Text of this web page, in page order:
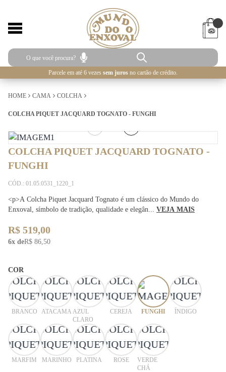
Parcele em até 6 vezes sem juros no cartão de crédito.
HOME CAMA COLCHA
COLCHA PIQUET JACQUARD TOGNATO - FUNGHI
COLCHA PIQUET JACQUARD TOGNATO -
FUNGHI
CÓD.: 01.05.0531_1220_1
<p>A Colcha Piquet Jacquard Tognato é um clássico do Mundo do
Enxoval, símbolo de tradição, qualidade e elegân... VEJA MAIS
R$ 519,00
6x deR$ 86,50
COR
BRANCO ATACAMA AZUL
CLARO
CEREJA FUNGHI ÍNDIGO
MARFIM MARINHO PLATINA ROSE
VERDE
CHÁ